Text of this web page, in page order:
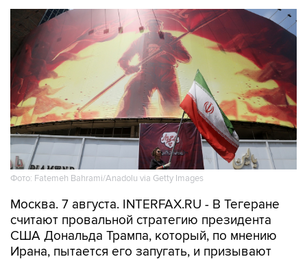
Фото: Fatemeh Bahrami/Anadolu via Getty Images
Москва. 7 августа. INTERFAX.RU - В Тегеране
считают провальной стратегию президента
США Дональда Трампа, который, по мнению
Ирана, пытается его запугать, и призывают